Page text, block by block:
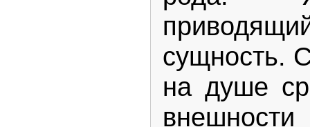
сущность.
на душе